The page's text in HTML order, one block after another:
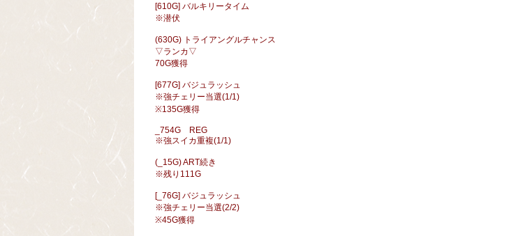
[610G] バルキリータイム
※潜伏
(630G) トライアングルチャンス
▽ランカ▽
70G獲得
[677G] バジュラッシュ
※強チェリー当選(1/1)
※135G獲得
_754G REG
※強スイカ重複(1/1)
(_15G) ART続き
※残り111G
[_76G] バジュラッシュ
※強チェリー当選(2/2)
※45G獲得